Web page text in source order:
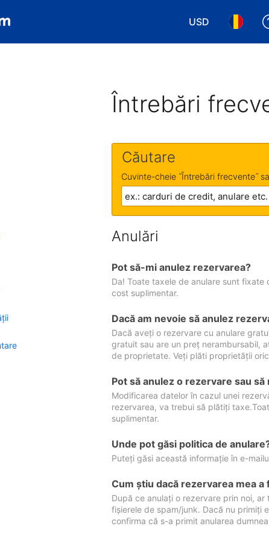
USD
Alegeţi
Alegeți
Întrebări
Căutare
Cuvinte-cheie ˝Întrebări frecvente˝
Anulări
Pot să-mi anulez rezervarea?
Da! Toate taxele de anulare sunt
cost suplimentar.
Dacă am nevoie să anulez
Dacă aveți o rezervare cu anulare
gratuit sau are un preț nerambursabil,
de proprietate. Veți plăti proprietății
Pot să anulez o rezervare sau
Modificarea datelor în cazul unei
rezervarea, va trebui să plătiți
suplimentar.
Unde pot găsi politica de
Puteți găsi această informație în e-
Cum ştiu dacă rezervarea mea a
După ce anulați o rezervare prin noi,
fișierele de spam/junk. Dacă nu primiți
confirma că s-a primit anularea